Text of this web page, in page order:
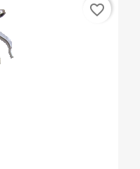
favorite_border